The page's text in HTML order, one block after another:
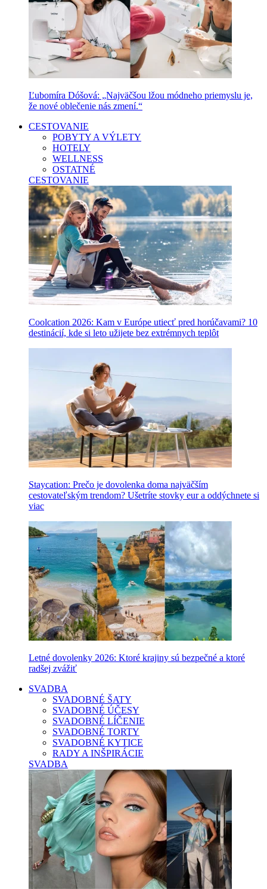
Ľubomíra Dóšová: „Najväčšou lžou módneho priemyslu je,
že nové oblečenie nás zmení.“
CESTOVANIE
POBYTY A VÝLETY
HOTELY
WELLNESS
OSTATNÉ
CESTOVANIE
Coolcation 2026: Kam v Európe utiecť pred horúčavami? 10
destinácií, kde si leto užijete bez extrémnych teplôt
Staycation: Prečo je dovolenka doma najväčším
cestovateľským trendom? Ušetríte stovky eur a oddýchnete si
viac
Letné dovolenky 2026: Ktoré krajiny sú bezpečné a ktoré
radšej zvážiť
SVADBA
SVADOBNÉ ŠATY
SVADOBNÉ ÚČESY
SVADOBNÉ LÍČENIE
SVADOBNÉ TORTY
SVADOBNÉ KYTICE
RADY A INŠPIRÁCIE
SVADBA